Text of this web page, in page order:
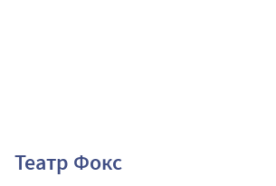
Театр Фокс